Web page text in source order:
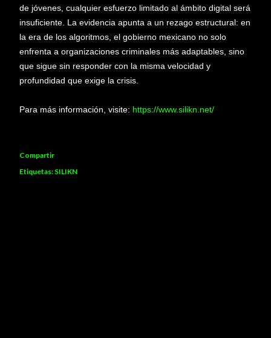
de jóvenes, cualquier esfuerzo limitado al ámbito digital será
insuficiente. La evidencia apunta a un rezago estructural: en
la era de los algoritmos, el gobierno mexicano no solo
enfrenta a organizaciones criminales más adaptables, sino
que sigue sin responder con la misma velocidad y
profundidad que exige la crisis.
Para más información, visite: https://www.silikn.net/
Compartir
Etiquetas: SILIKN